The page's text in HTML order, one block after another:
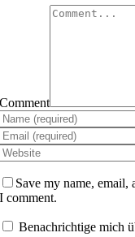
Comment
Save my name,
I comment.
Benachrichtige mich